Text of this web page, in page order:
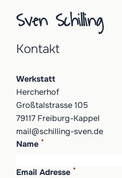
Sven Schilling
Kontakt
Werkstatt
Hercherhof
Großtalstrasse 105
79117 Freiburg-Kappel
mail@schilling-sven.de
Name *
Email Adresse *